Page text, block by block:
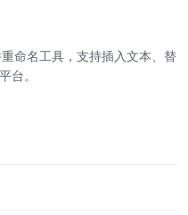
命名工具，支持插入文本、替
台。